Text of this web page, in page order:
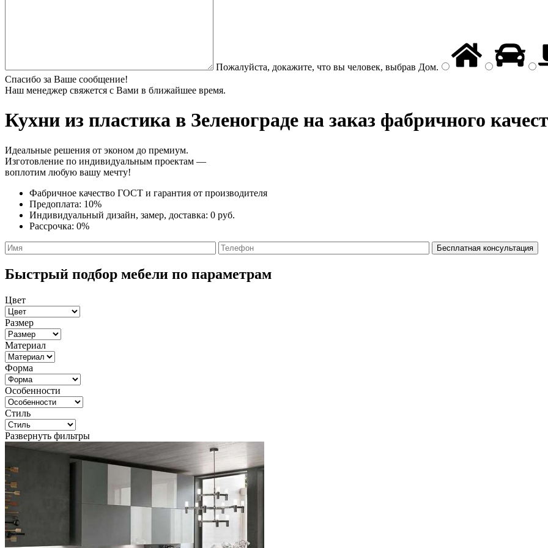
Пожалуйста, докажите, что вы человек, выбрав Дом.
Спасибо за Ваше сообщение!
Наш менеджер свяжется с Вами в ближайшее время.
Кухни из пластика в Зеленограде на заказ фабричного
Идеальные решения от эконом до премиум.
Изготовление по индивидуальным проектам —
воплотим любую вашу мечту!
Фабричное качество ГОСТ и гарантия от производителя
Предоплата: 10%
Индивидуальный дизайн, замер, доставка: 0 руб.
Рассрочка: 0%
Быстрый подбор мебели по параметрам
Цвет
Размер
Материал
Форма
Особенности
Стиль
Развернуть фильтры